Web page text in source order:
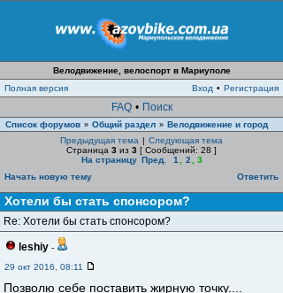
Велодвижение, велоспорт в Мариуполе
Полная версия
Вход • Регистрация
FAQ • Поиск
Список форумов » Общий раздел » Велодвижение и город
Предыдущая тема | Следующая тема
Страница 3 из 3 [ Сообщений: 28 ]
На страницу Пред. 1 2
3
Начать новую тему
Ответить
Хотели бы стать спонсором?
Re: Хотели бы стать спонсором?
leshiy -
29 окт 2016, 08:11
Позволю себе поставить жирную точку....